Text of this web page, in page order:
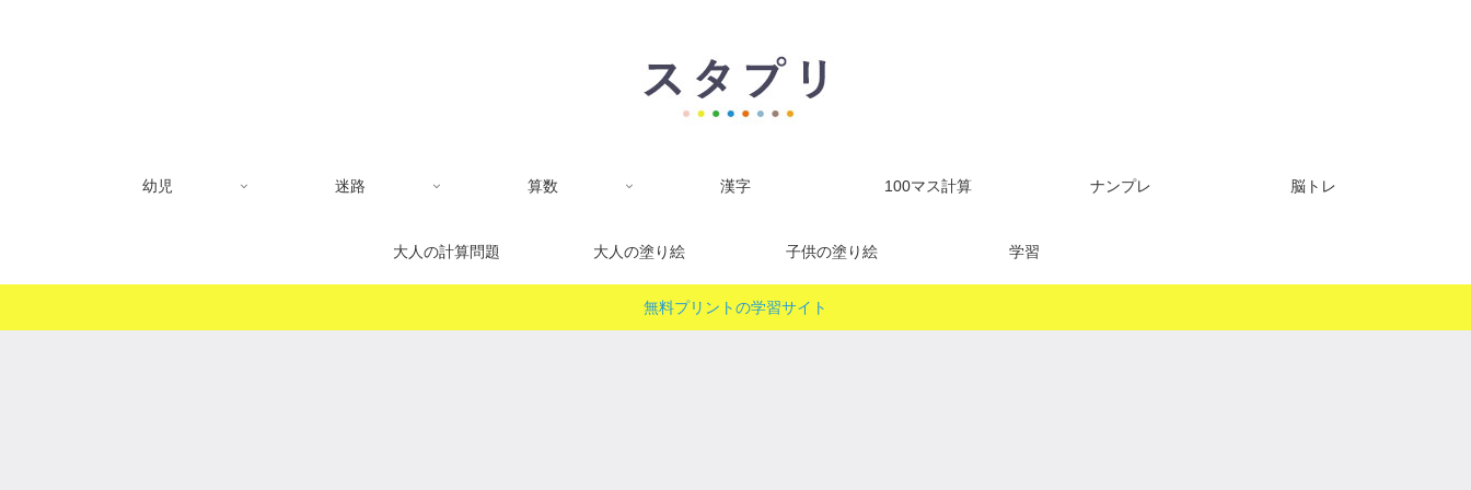
幼児 迷路 算数 漢字 100マス計算 ナンプレ 脳トレ
大人の計算問題 大人の塗り絵 子供の塗り絵 学習
無料プリントの学習サイト